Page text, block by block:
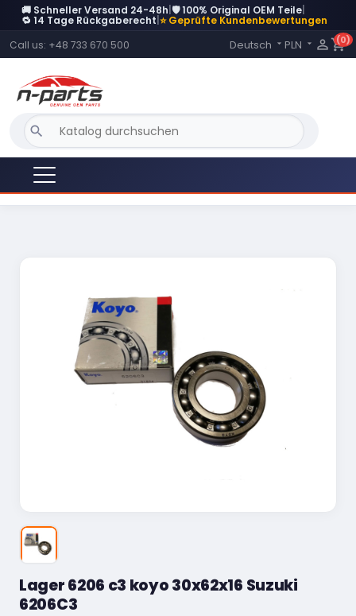
🚚 Schneller Versand 24-48h 🛡️ 100% Original OEM Teile
🔁 14 Tage Rückgaberecht ⭐ Geprüfte Kundenbewertungen
Call us: +48 733 670 500 Language:
Deutsch  PLN   shopping_cart
(0)
search
Lager 6206 c3 koyo 30x62x16 Suzuki
6206C3